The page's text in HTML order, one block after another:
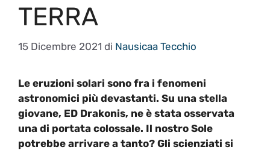
TERRA
15 Dicembre 2021 di Nausicaa Tecchio
Le eruzioni solari sono fra i fenomeni
astronomici più devastanti. Su una stella
giovane, ED Drakonis, ne è stata osservata
una di portata colossale. Il nostro Sole
potrebbe arrivare a tanto? Gli scienziati si